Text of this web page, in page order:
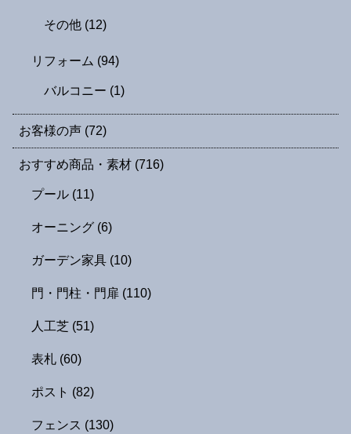
その他 (12)
リフォーム (94)
バルコニー (1)
お客様の声 (72)
おすすめ商品・素材 (716)
プール (11)
オーニング (6)
ガーデン家具 (10)
門・門柱・門扉 (110)
人工芝 (51)
表札 (60)
ポスト (82)
フェンス (130)